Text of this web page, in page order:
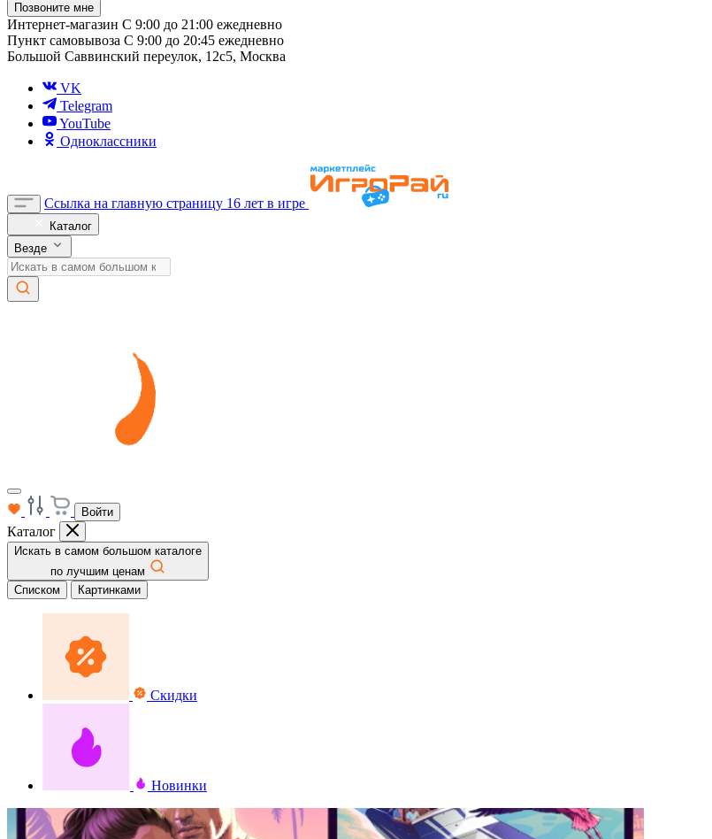
Позвоните мне
Интернет-магазин С 9:00 до 21:00 ежедневно
Пункт самовывоза С 9:00 до 20:45 ежедневно
Большой Саввинский переулок, 12с5, Москва
VK
Telegram
YouTube
Одноклассники
Ссылка на главную страницу 16 лет в игре
Каталог
Везде
Войти
Каталог
Искать в самом большом каталоге
по лучшим ценам
Списком
Картинками
Скидки
Новинки